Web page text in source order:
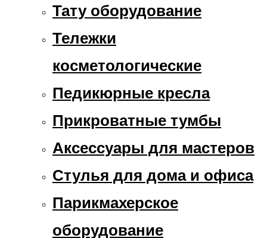
Тату оборудование
Тележки
косметологические
Педикюрные кресла
Прикроватные тумбы
Аксессуары для мастеров
Стулья для дома и офиса
Парикмахерское
оборудование